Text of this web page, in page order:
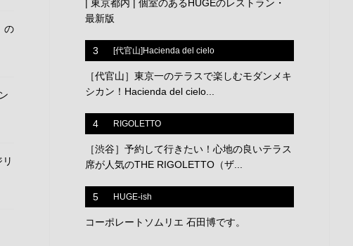
の
| 東京都内 | 個室のあるHUGEのレストラン・
最新版
3 [代官山]Hacienda del cielo
［代官山］東京一のテラスで楽しむモダンメキ
シカン！Hacienda del cielo...
4 RIGOLETTO
［渋谷］予約して行きたい！心地の良いテラス
席が人気のTHE RIGOLETTO（ザ...
5 HUGE-ish
コーポレートソムリエ 石田博です。